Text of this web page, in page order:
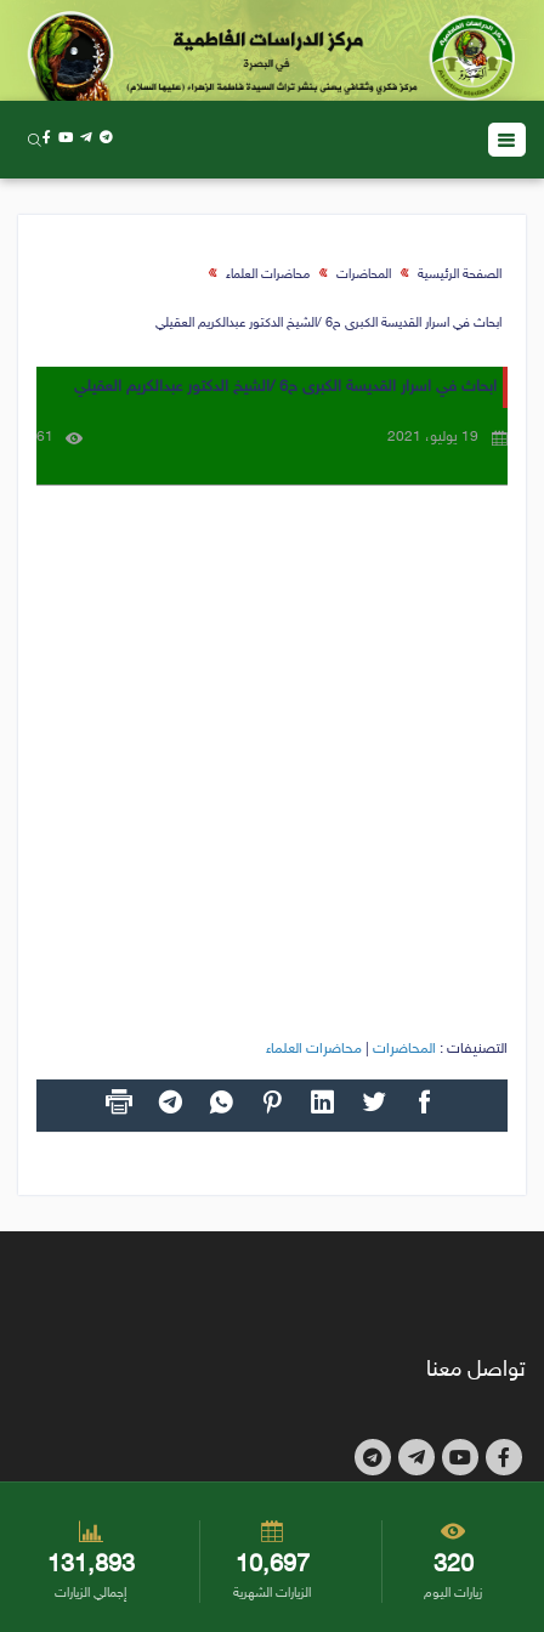
الصفحة الرئيسية المحاضرات محاضرات العلماء
ابحاث في اسرار القديسة الكبرى ح6 /الشيخ الدكتور عبدالكريم العقيلي
ابحاث في اسرار القديسة الكبرى ح6 /الشيخ الدكتور عبدالكريم العقيلي
19 يوليو، 2021 61
التصنيفات : المحاضرات محاضرات العلماء
تواصل معنا
320
زيارات اليوم
10,697
الزيارات الشهرية
131,893
إجمالي الزيارات